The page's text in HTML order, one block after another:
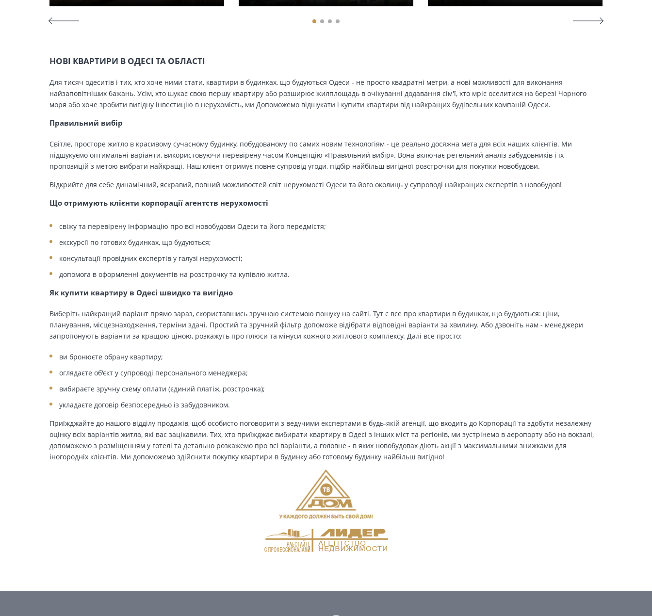
НОВІ КВАРТИРИ В ОДЕСІ ТА ОБЛАСТІ
Для тисяч одеситів і тих, хто хоче ними стати, квартири в будинках, що будуються Одеси - не просто квадратні метри, а нові можливості для виконання
найзаповітніших бажань. Усім, хто шукає свою першу квартиру або розширює жилплощадь в очікуванні додавання сім'ї, хто мріє оселитися на березі Чорного
моря або хоче зробити вигідну інвестицію в нерухомість, ми Допоможемо відшукати і купити квартири від найкращих будівельних компаній Одеси.
Правильний вибір
Світле, просторе житло в красивому сучасному будинку, побудованому по самих новим технологіям - це реально досяжна мета для всіх наших клієнтів. Ми
підшукуємо оптимальні варіанти, використовуючи перевірену часом Концепцію «Правильний вибір». Вона включає ретельний аналіз забудовників і їх
пропозицій з метою вибрати найкращі. Наш клієнт отримує повне супровід угоди, підбір найбільш вигідної розстрочки для покупки новобудови.
Відкрийте для себе динамічний, яскравий, повний можливостей світ нерухомості Одеси та його околиць у супроводі найкращих експертів з новобудов!
Що отримують клієнти корпорації агентств нерухомості
свіжу та перевірену інформацію про всі новобудови Одеси та його передмістя;
екскурсії по готових будинках, що будуються;
консультації провідних експертів у галузі нерухомості;
допомога в оформленні документів на розстрочку та купівлю житла.
Як купити квартиру в Одесі швидко та вигідно
Виберіть найкращий варіант прямо зараз, скориставшись зручною системою пошуку на сайті. Тут є все про квартири в будинках, що будуються: ціни,
планування, місцезнаходження, терміни здачі. Простий та зручний фільтр допоможе відібрати відповідні варіанти за хвилину. Або дзвоніть нам - менеджери
запропонують варіанти за кращою ціною, розкажуть про плюси та мінуси кожного житлового комплексу. Далі все просто:
ви бронюєте обрану квартиру;
оглядаєте об'єкт у супроводі персонального менеджера;
вибираєте зручну схему оплати (єдиний платіж, розстрочка);
укладаєте договір безпосередньо із забудовником.
Приїжджайте до нашого відділу продажів, щоб особисто поговорити з ведучими експертами в будь-якій агенції, що входить до Корпорації та здобути незалежну
оцінку всіх варіантів житла, які вас зацікавили. Тих, хто приїжджає вибирати квартиру в Одесі з інших міст та регіонів, ми зустрінемо в аеропорту або на вокзалі,
допоможемо з розміщенням у готелі та детально розкажемо про всі варіанти, а головне - в яких новобудовах діють акції з максимальними знижками для
іногородніх клієнтів. Ми допоможемо здійснити покупку квартири в будинку або готовому будинку найбільш вигідно!